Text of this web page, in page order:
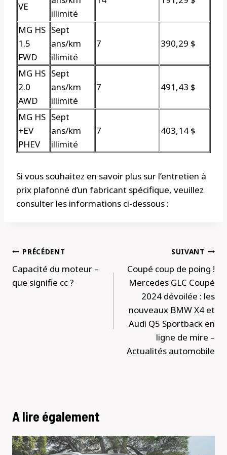
VE
illimité
MG HS
1.5
FWD
Sept
ans/km
illimité
7 390,29 $
MG HS
2.0
AWD
Sept
ans/km
illimité
7 491,43 $
MG HS
+EV
PHEV
Sept
ans/km
illimité
7 403,14 $
Si vous souhaitez en savoir plus sur l’entretien à
prix plafonné d’un fabricant spécifique, veuillez
consulter les informations ci-dessous :
Navigation
de
l’article
PRÉCÉDENT
Capacité du moteur –
que signifie cc ?
SUIVANT
Coupé coup de poing !
Mercedes GLC Coupé
2024 dévoilée : les
nouveaux BMW X4 et
Audi Q5 Sportback en
ligne de mire –
Actualités automobile
A lire également